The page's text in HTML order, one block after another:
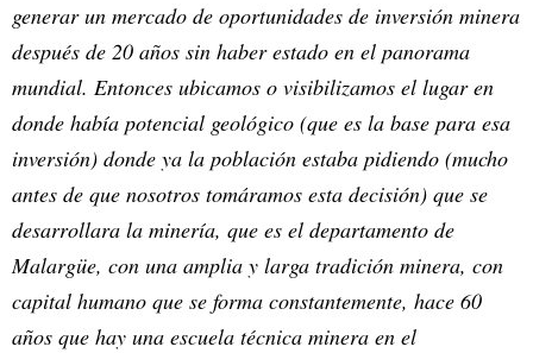
generar un mercado de oportunidades de inversión minera
después de 20 años sin haber estado en el panorama
mundial. Entonces ubicamos o visibilizamos el lugar en
donde había potencial geológico (que es la base para esa
inversión) donde ya la población estaba pidiendo (mucho
antes de que nosotros tomáramos esta decisión) que se
desarrollara la minería, que es el departamento de
Malargüe, con una amplia y larga tradición minera, con
capital humano que se forma constantemente, hace 60
años que hay una escuela técnica minera en el